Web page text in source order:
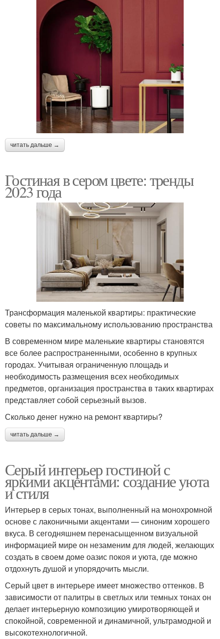
читать дальше →
Гостиная в сером цвете: тренды
2023 года
Трансформация маленькой квартиры: практические
советы по максимальному использованию пространства
В современном мире маленькие квартиры становятся
все более распространенными, особенно в крупных
городах. Учитывая ограниченную площадь и
необходимость размещения всех необходимых
предметов, организация пространства в таких квартирах
представляет собой серьезный вызов.
Сколько денег нужно на ремонт квартиры?
читать дальше →
Серый интерьер гостиной с
яркими акцентами: создание уюта
и стиля
Интерьер в серых тонах, выполненный на монохромной
основе с лаконичными акцентами — синоним хорошего
вкуса. В сегодняшнем перенасыщенном визуальной
информацией мире он незаменим для людей, желающих
создать в своем доме оазис покоя и уюта, где можно
отдохнуть душой и упорядочить мысли.
Серый цвет в интерьере имеет множество оттенков. В
зависимости от палитры в светлых или темных тонах он
делает интерьерную композицию умиротворяющей и
спокойной, современной и динамичной, ультрамодной и
высокотехнологичной.